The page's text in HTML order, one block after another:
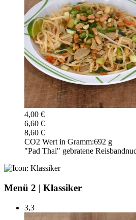
4,00 €
6,60 €
8,60 €
CO2 Wert in Gramm:692 g
"Pad Thai" gebratene
Menü 2 | Klassiker
3,3